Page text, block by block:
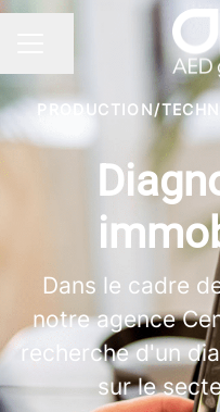
Partager la page
PRODUCTION/
Dans le cadre
notre agence
recherche d'un
sur le